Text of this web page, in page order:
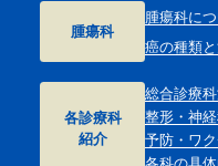
腫瘍科
腫瘍科に
癌の種類
各診療科
紹介
総合診療科
整形・神
予防・ワ